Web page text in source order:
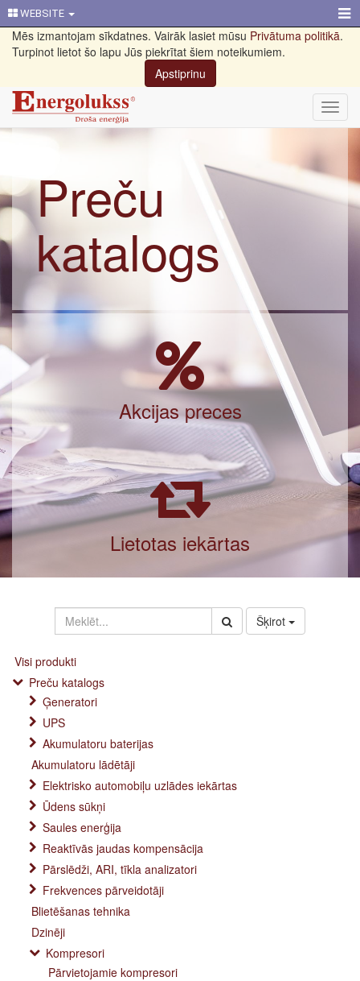
WEBSITE
Mēs izmantojam sīkdatnes. Vairāk lasiet mūsu Privātuma politikā.
Turpinot lietot šo lapu Jūs piekrītat šiem noteikumiem.
Apstiprinu
Preču
katalogs
Akcijas preces
Lietotas iekārtas
Šķirot
Visi produkti
Preču katalogs
Ģeneratori
UPS
Akumulatoru baterijas
Akumulatoru lādētāji
Elektrisko automobiļu uzlādes iekārtas
Ūdens sūkņi
Saules enerģija
Reaktīvās jaudas kompensācija
Pārslēdži, ARI, tīkla analizatori
Frekvences pārveidotāji
Blietēšanas tehnika
Dzinēji
Kompresori
Pārvietojamie kompresori